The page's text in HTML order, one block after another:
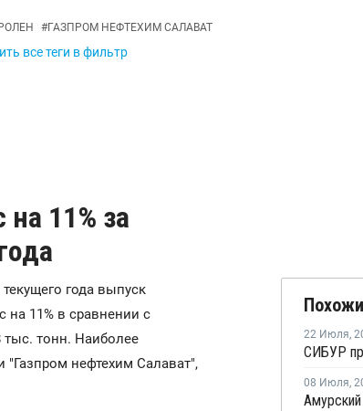
#ГАЗПРОМ НЕФТЕХИМ САЛАВАТ
все теги в фильтр
11% за
года выпуск
11% в сравнении с
тыс. тонн. Наиболее
нефтехим Салават",
22 Июля,
08 Июля,